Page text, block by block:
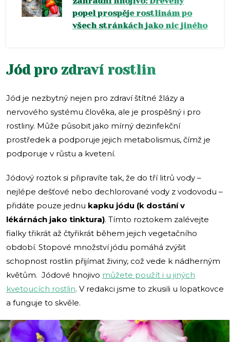
popel prospěje rostlinám po
všech stránkách jako nic jiného
Jód pro zdraví rostlin
Jód je nezbytný nejen pro zdraví štítné žlázy a
nervového systému člověka, ale je prospěšný i pro
rostliny. Může působit jako mírný dezinfekční
prostředek a podporuje jejich metabolismus, čímž je
podporuje v růstu a kvetení.
Jódový roztok si připravíte tak, že do tří litrů vody –
nejlépe dešťové nebo dechlorované vody z vodovodu –
přidáte pouze jednu kapku jódu (k dostání v
lékárnách jako tinktura). Tímto roztokem zalévejte
fialky třikrát až čtyřikrát během jejich vegetačního
období. Stopové množství jódu pomáhá zvýšit
schopnost rostlin přijímat živiny, což vede k nádherným
květům. Jódové hnojivo můžete použít i u jiných
kvetoucích rostlin. V redakci jsme to zkusili u lopatkovce
a funguje to skvěle.